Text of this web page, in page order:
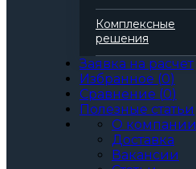
Комплексные
решения
Заявка на расчет
Избранное (0)
Сравнение (0)
Полезные статьи
О компании
Доставка
Вакансии